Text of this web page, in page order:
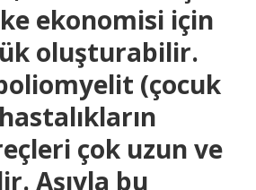
ekonomisi için
oluşturabilir.
(çocuk
çok uzun ve
Aşıyla bu